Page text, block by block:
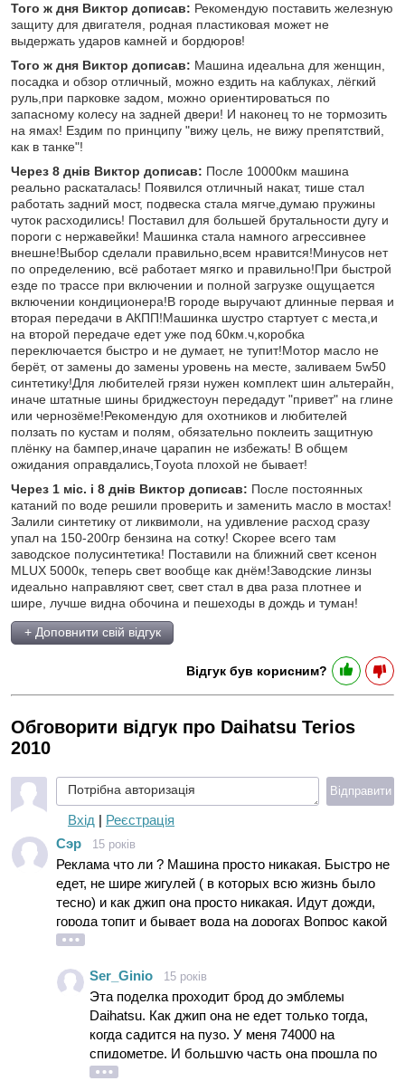
Того ж дня Виктор дописав: Рекомендую поставить железную
защиту для двигателя, родная пластиковая может не
выдержать ударов камней и бордюров!
Того ж дня Виктор дописав: Машина идеальна для женщин,
посадка и обзор отличный, можно ездить на каблуках, лёгкий
руль,при парковке задом, можно ориентироваться по
запасному колесу на задней двери! И наконец то не тормозить
на ямах! Ездим по принципу "вижу цель, не вижу препятствий,
как в танке"!
Через 8 днів Виктор дописав: После 10000км машина
реально раскаталась! Появился отличный накат, тише стал
работать задний мост, подвеска стала мягче,думаю пружины
чуток расходились! Поставил для большей брутальности дугу и
пороги с нержавейки! Машинка стала намного агрессивнее
внешне!Выбор сделали правильно,всем нравится!Минусов нет
по определению, всё работает мягко и правильно!При быстрой
езде по трассе при включении и полной загрузке ощущается
включении кондиционера!В городе выручают длинные первая и
вторая передачи в АКПП!Машинка шустро стартует с места,и
на второй передаче едет уже под 60км.ч,коробка
переключается быстро и не думает, не тупит!Мотор масло не
берёт, от замены до замены уровень на месте, заливаем 5w50
синтетику!Для любителей грязи нужен комплект шин альтерайн,
иначе штатные шины бриджестоун передадут "привет" на глине
или чернозёме!Рекомендую для охотников и любителей
ползать по кустам и полям, обязательно поклеить защитную
плёнку на бампер,иначе царапин не избежать! В общем
ожидания оправдались,Тoyota плохой не бывает!
Через 1 міс. і 8 днів Виктор дописав: После постоянных
катаний по воде решили проверить и заменить масло в мостах!
Залили синтетику от ликвимоли, на удивление расход сразу
упал на 150-200гр бензина на сотку! Скорее всего там
заводское полусинтетика! Поставили на ближний свет ксенон
MLUX 5000к, теперь свет вообще как днём!Заводские линзы
идеально направляют свет, свет стал в два раза плотнее и
шире, лучше видна обочина и пешеходы в дождь и туман!
+ Доповнити свій відгук
Відгук був корисним?
Обговорити відгук про Daihatsu Terios
2010
Потрібна авторизація
Вхід | Реєстрація
Відправити
Сэр 15 років
Реклама что ли ? Машина просто никакая. Быстро не
едет, не шире жигулей ( в которых всю жизнь было
тесно) и как джип она просто никакая. Идут дожди,
города топит и бывает вода на дорогах Вопрос какой
глубины брод преодолевает эта поделка?
Ser_Ginio 15 років
Эта поделка проходит брод до эмблемы
Daihatsu. Как джип она не едет только тогда,
когда садится на пузо. У меня 74000 на
спидометре. И большую часть она прошла по
проселку. Так что я знаю что такое пол колеса в